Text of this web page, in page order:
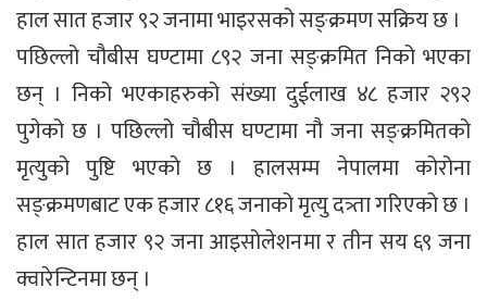
हाल सात हजार ९२ जनामा भाइरसको सङ्क्रमण सक्रिय छ ।
पछिल्लो चौबीस घण्टामा ८९२ जना सङ्क्रमित निको भएका
छन् । निको भएकाहरुको संख्या दुईलाख ४८ हजार २९२
पुगेको छ । पछिल्लो चौबीस घण्टामा नौ जना सङ्क्रमितको
मृत्युको पुष्टि भएको छ । हालसम्म नेपालमा कोरोना
सङ्क्रमणबाट एक हजार ८१६ जनाको मृत्यु दत्र्ता गरिएको छ ।
हाल सात हजार ९२ जना आइसोलेशनमा र तीन सय ६९ जना
क्वारेन्टिनमा छन् ।